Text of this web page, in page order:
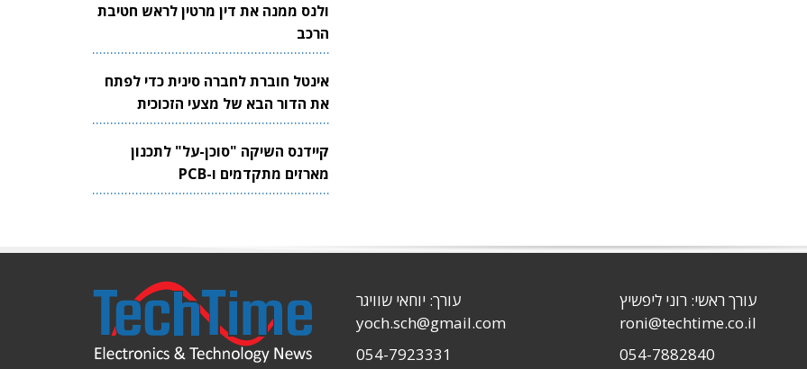
ולנס ממנה את דין מרטין לראש חטיבת
הרכב
אינטל חוברת לחברה סינית כדי לפתח
את הדור הבא של מצעי הזכוכית
לשבבים
קיידנס השיקה "סוכן-על" לתכנון
מארזים מתקדמים ו-PCB
עורך ראשי: רוני ליפשיץ
roni@techtime.co.il
054-7882840
עורך: יוחאי שוויגר
yoch.sch@gmail.com
054-7923331